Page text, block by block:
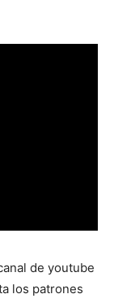
de youtube
los patrones